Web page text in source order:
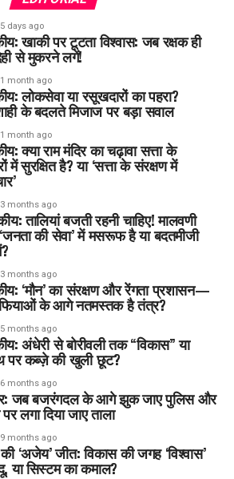
5 days ago
खाकी पर टूटता विश्वास: जब रक्षक ही
से मुकरने लगें!
1 month ago
लोकसेवा या रसूखदारों का पहरा?
के बदलते मिजाज पर बड़ा सवाल
1 month ago
क्या राम मंदिर का चढ़ावा सत्ता के
में सुरक्षित है? या ‘सत्ता के संरक्षण में
3 months ago
तालियां बजती रहनी चाहिए! मालवणी
की सेवा’ में मसरूफ है या बदतमीजी
3 months ago
‘मौन’ का संरक्षण और रेंगता प्रशासन—
के आगे नतमस्तक है तंत्र?
5 months ago
अंधेरी से बोरीवली तक “विकास” या
पर कब्ज़े की खुली छूट?
6 months ago
जब बजरंगदल के आगे झुक जाए पुलिस और
पर लगा दिया जाए ताला
9 months ago
‘अजेय’ जीत: विकास की जगह ‘विश्वास’
या सिस्टम का कमाल?